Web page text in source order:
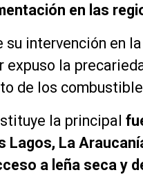
en las
intervención en
expuso la
de los
la principal
Lagos, La
a leña seca y